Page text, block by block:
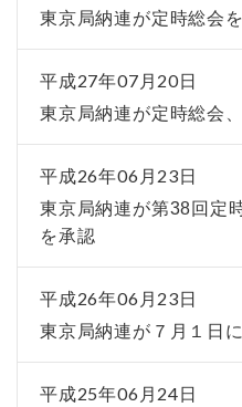
東京局納連が定時総会
平成27年07月20日
東京局納連が定時総会
平成26年06月23日
東京局納連が第38回定
を承認
平成26年06月23日
東京局納連が７月１日
平成25年06月24日